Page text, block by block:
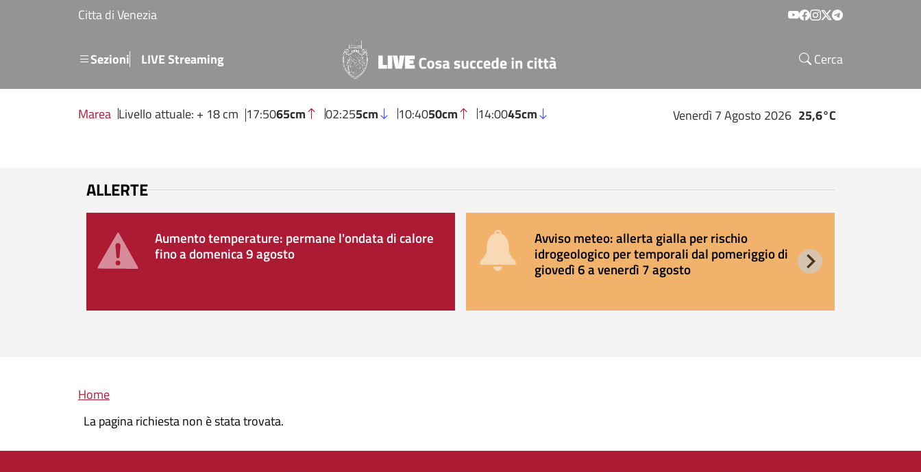
Salta al contenuto principale
Citta di Venezia Social menu
SezioniMenu secondario
LIVE Streaming Cerca
Marea Livello attuale: + 18 cm 17:5065cm 02:255cm 10:4050cm 14:0045cm Venerdì 7 Agosto 2026 25,6°C
ALLERTE
Aumento temperature: permane l'ondata di calore
fino a domenica 9 agosto
Avviso meteo: allerta gialla per rischio
idrogeologico per temporali dal pomeriggio di
giovedì 6 a venerdì 7 agosto
Briciole di pane
Home
La pagina richiesta non è stata trovata.